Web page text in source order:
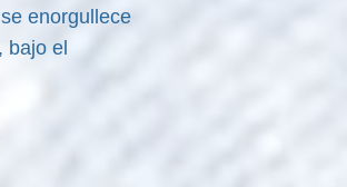
enorgullece
el